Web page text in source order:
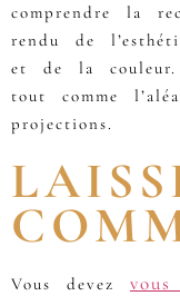
comprendre la
rendu de
et de la couleur.
tout comme
projections.
Vous devez